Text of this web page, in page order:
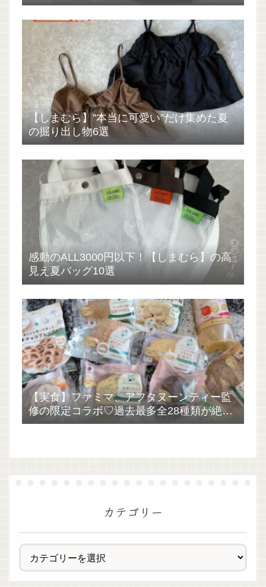
【しまむら】”本当に可愛い”だけ集めた夏
の掘り出し物6選
感動のALL3000円以下！【しまむら】の高
見え夏バッグ10選
【実食】ファミマ、アフタヌーンティー監
修の限定コラボ♡過去最多全28種類が絶品
過ぎた！
カテゴリー